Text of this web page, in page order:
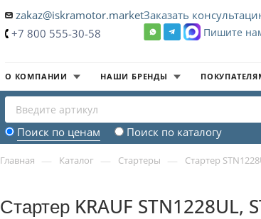
zakaz@iskramotor.market
+7 800 555-30-58
Заказать
Пишите
О КОМПАНИИ НАШИ БРЕНДЫ
Поиск по ценам Поиск по каталогу
Главная — Каталог — Стартеры — Стартер
Стартер KRAUF STN1228UL,